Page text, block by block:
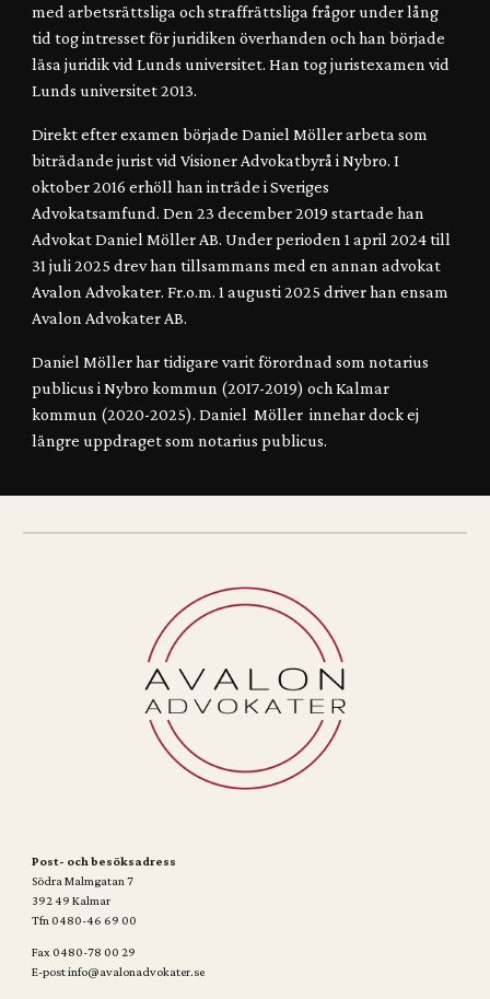
med arbetsrättsliga och straffrättsliga frågor under lång
tid tog intresset för juridiken överhanden och han började
läsa juridik vid Lunds universitet. Han tog juristexamen vid
Lunds universitet 2013.
Direkt efter examen började Daniel Möller arbeta som
biträdande jurist vid Visioner Advokatbyrå i Nybro. I
oktober 2016 erhöll han inträde i Sveriges
Advokatsamfund.Den23 december 2019 startade han
Advokat Daniel Möller AB.Under perioden1 april 2024 till
31 juli 2025 drev han tillsammans med en annan advokat
Avalon Advokater. Fr.o.m. 1 augusti 2025driver hanensam
Avalon Advokater AB.
Daniel Möller hartidigare varit förordnad som notarius
publicus i Nybro kommun (2017-2019) och Kalmar
kommun (2020-2025). Daniel Möller innehar dock ej
längre uppdraget som notarius publicus.
Post- och besöksadress
Södra Malmgatan 7
392 49 Kalmar
Tfn 0480-46 69 00
Fax 0480-78 00 29
E-post info@avalonadvokater.se